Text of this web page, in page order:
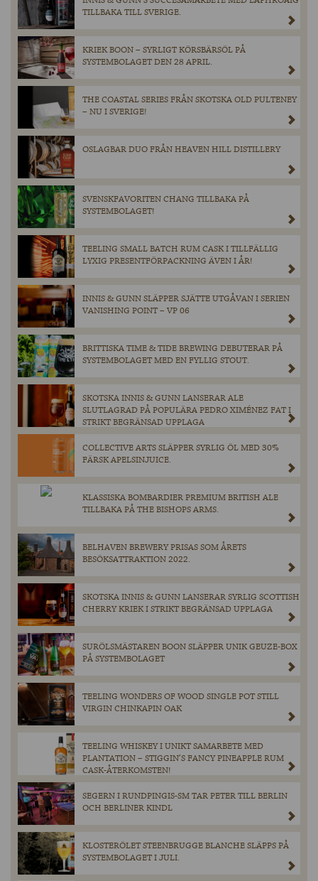
TILLBAKA TILL SVERIGE.
KRIEK BOON – SYRLIGT KÖRSBÄRSÖL PÅ
SYSTEMBOLAGET DEN 28 APRIL.
THE COASTAL SERIES FRÅN SKOTSKA OLD PULTENEY
– NU I SVERIGE!
OSLAGBAR DUO FRÅN HEAVEN HILL DISTILLERY
SVENSKFAVORITEN CHANG TILLBAKA PÅ
SYSTEMBOLAGET!
TEELING SMALL BATCH RUM CASK I TILLFÄLLIG
LYXIG PRESENTFÖRPACKNING ÄVEN I ÅR!
INNIS & GUNN SLÄPPER SJÄTTE UTGÅVAN I SERIEN
VANISHING POINT – VP 06
BRITTISKA TIME & TIDE BREWING DEBUTERAR PÅ
SYSTEMBOLAGET MED EN FYLLIG STOUT.
SKOTSKA INNIS & GUNN LANSERAR ALE
SLUTLAGRAD PÅ POPULÄRA PEDRO XIMÉNEZ FAT I
STRIKT BEGRÄNSAD UPPLAGA
COLLECTIVE ARTS SLÄPPER SYRLIG ÖL MED 30%
FÄRSK APELSINJUICE.
KLASSISKA BOMBARDIER PREMIUM BRITISH ALE
TILLBAKA PÅ THE BISHOPS ARMS.
BELHAVEN BREWERY PRISAS SOM ÅRETS
BESÖKSATTRAKTION 2022.
SKOTSKA INNIS & GUNN LANSERAR SYRLIG SCOTTISH
CHERRY KRIEK I STRIKT BEGRÄNSAD UPPLAGA
SURÖLSMÄSTAREN BOON SLÄPPER UNIK GEUZE-BOX
PÅ SYSTEMBOLAGET
TEELING WONDERS OF WOOD SINGLE POT STILL
VIRGIN CHINKAPIN OAK
TEELING WHISKEY I UNIKT SAMARBETE MED
PLANTATION – STIGGIN’S FANCY PINEAPPLE RUM
CASK-ÅTERKOMSTEN!
SEGERN I RUNDPINGIS-SM TAR PETER TILL BERLIN
OCH BERLINER KINDL
KLOSTERÖLET STEENBRUGGE BLANCHE SLÄPPS PÅ
SYSTEMBOLAGET I JULI.